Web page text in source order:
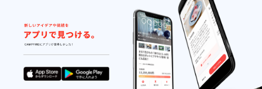
い。■RYOsanショップ
（RYOさんプロジェク
ト専用のサイトです）
＞＞RYOsanSHOP是
非ご支援応援のほどよ
ろしくお願いいたしま
はクラウドファンディ
ング支援者様優先で体
験イベントや入会案
2024年11月～限定枠
内での募集となる予定